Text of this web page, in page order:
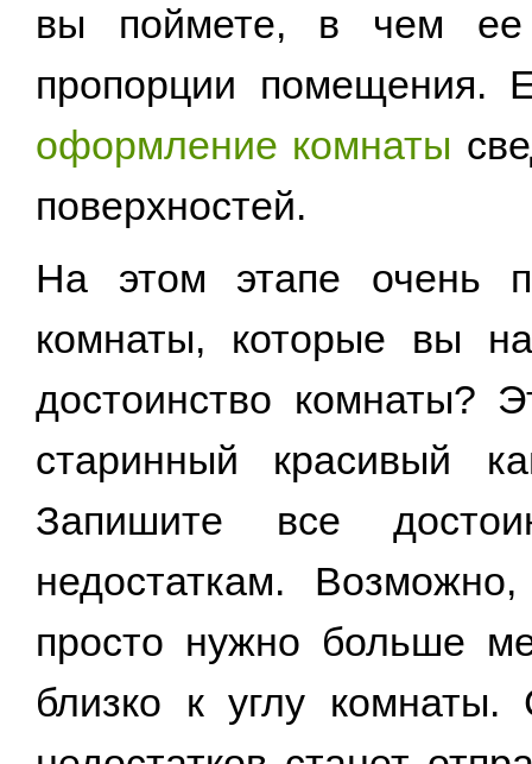
вы поймете, в чем
пропорции помещения.
оформление комнаты
поверхностей.
На этом этапе очень
комнаты, которые вы
достоинство комнаты?
старинный красивый
Запишите все
недостаткам.
просто нужно больше
близко к углу комнаты.